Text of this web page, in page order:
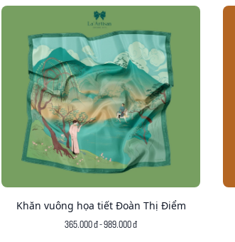
Khăn vuông họa tiết Đoàn Thị Điểm
365.000 đ - 989.000 đ